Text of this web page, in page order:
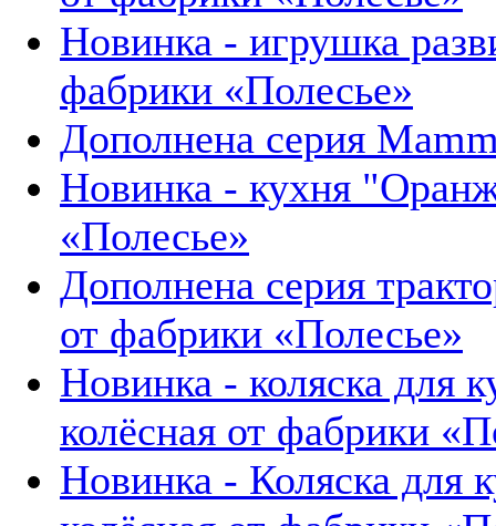
Новинка - игрушка
фабрики «Полесье»
Дополнена серия
Новинка - кухня
«Полесье»
Дополнена серия
от фабрики «Полесье»
Новинка - коляска для
колёсная от фабрики
Новинка - Коляска для